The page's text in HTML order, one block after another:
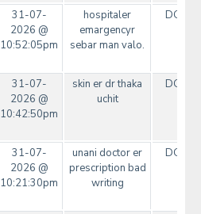
31-07-
2026 @
10:52:05pm
hospitaler
emargencyr
sebar man valo.
DGHS
31-07-
2026 @
10:42:50pm
skin er dr thaka
uchit
DGHS
31-07-
2026 @
10:21:30pm
unani doctor er
prescription bad
writing
DGHS